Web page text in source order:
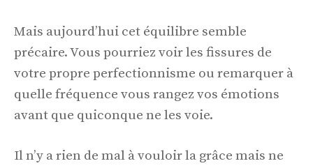
Mais aujourd’hui cet équilibre semble
précaire. Vous pourriez voir les fissures de
votre propre perfectionnisme ou remarquer à
quelle fréquence vous rangez vos émotions
avant que quiconque ne les voie.
Il n’y a rien de mal à vouloir la grâce mais ne